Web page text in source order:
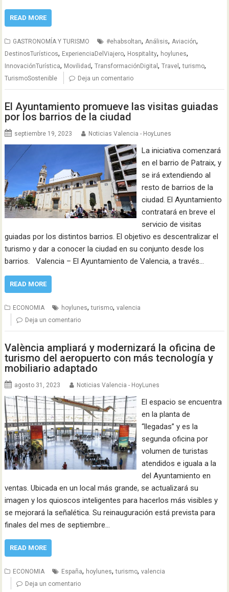
READ MORE
GASTRONOMÍA Y TURISMO #ehabsoltan,Análisis,Aviación,
DestinosTurísticos, ExperienciaDelViajero, Hospitality, hoylunes,
InnovaciónTurística, Movilidad,TransformaciónDigital,Travel,turismo,
TurismoSostenible Deja un comentario
El Ayuntamiento promueve las visitas guiadas
por los barrios de la ciudad
septiembre 19, 2023 Noticias Valencia - HoyLunes
La iniciativa comenzará
en el barrio de Patraix, y
se irá extendiendo al
resto de barrios de la
ciudad. El Ayuntamiento
contratará en breve el
servicio de visitas
guiadas por los distintos barrios. El objetivo es descentralizar el
turismo y dar a conocer la ciudad en su conjunto desde los
barrios. Valencia – El Ayuntamiento de Valencia, a través…
READ MORE
ECONOMIA hoylunes,turismo,valencia
Deja un comentario
València ampliará y modernizará la oficina de
turismo del aeropuerto con más tecnología y
mobiliario adaptado
agosto 31, 2023 Noticias Valencia - HoyLunes
El espacio se encuentra
en la planta de
“llegadas” y es la
segunda oficina por
volumen de turistas
atendidos e iguala a la
del Ayuntamiento en
ventas. Ubicada en un local más grande, se actualizará su
imagen y los quioscos inteligentes para hacerlos más visibles y
se mejorará la señalética. Su reinauguración está prevista para
finales del mes de septiembre…
READ MORE
ECONOMIA España, hoylunes,turismo,valencia
Deja un comentario